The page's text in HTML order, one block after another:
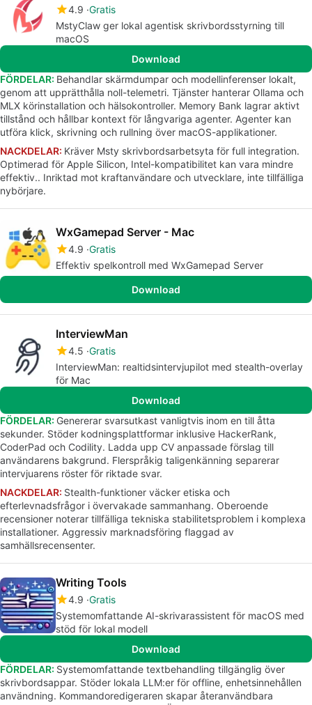
4.9 Gratis
MstyClaw ger lokal agentisk skrivbordsstyrning till
macOS
Download
FÖRDELAR: Behandlar skärmdumpar och modellinferenser lokalt,
genom att upprätthålla noll-telemetri. Tjänster hanterar Ollama och
MLX körinstallation och hälsokontroller. Memory Bank lagrar aktivt
tillstånd och hållbar kontext för långvariga agenter. Agenter kan
utföra klick, skrivning och rullning över macOS-applikationer.
NACKDELAR: Kräver Msty skrivbordsarbetsyta för full integration.
Optimerad för Apple Silicon, Intel-kompatibilitet kan vara mindre
effektiv.. Inriktad mot kraftanvändare och utvecklare, inte tillfälliga
nybörjare.
WxGamepad Server - Mac
4.9 Gratis
Effektiv spelkontroll med WxGamepad Server
Download
InterviewMan
4.5 Gratis
InterviewMan: realtidsintervjupilot med stealth-overlay
för Mac
Download
FÖRDELAR: Genererar svarsutkast vanligtvis inom en till åtta
sekunder. Stöder kodningsplattformar inklusive HackerRank,
CoderPad och Codility. Ladda upp CV anpassade förslag till
användarens bakgrund. Flerspråkig taligenkänning separerar
intervjuarens röster för riktade svar.
NACKDELAR: Stealth-funktioner väcker etiska och
efterlevnadsfrågor i övervakade sammanhang. Oberoende
recensioner noterar tillfälliga tekniska stabilitetsproblem i komplexa
installationer. Aggressiv marknadsföring flaggad av
samhällsrecensenter.
Writing Tools
4.9 Gratis
Systemomfattande AI-skrivarassistent för macOS med
stöd för lokal modell
Download
FÖRDELAR: Systemomfattande textbehandling tillgänglig över
skrivbordsappar. Stöder lokala LLM:er för offline, enhetsinnehållen
användning. Kommandoredigeraren skapar återanvändbara